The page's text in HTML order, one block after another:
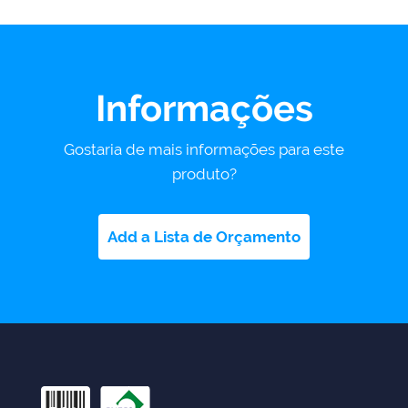
Informações
Gostaria de mais informações para este
produto?
Add a Lista de Orçamento